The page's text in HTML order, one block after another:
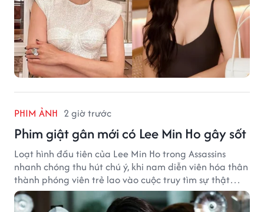
PHIM ẢNH 2 giờ trước
Phim giật gân mới có Lee Min Ho gây sốt
Loạt hình đầu tiên của Lee Min Ho trong Assassins
nhanh chóng thu hút chú ý, khi nam diễn viên hóa thân
thành phóng viên trẻ lao vào cuộc truy tìm sự thật
phía sau một vụ ám sát gây chấn động Hàn Quốc.